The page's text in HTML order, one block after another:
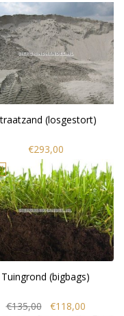
(losgestort)
€293,00
Tuingrond (bigbags)
€135,00 €118,00